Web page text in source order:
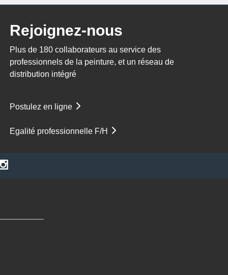
Rejoignez-nous
Plus de 180 collaborateurs au service des
professionnels de la peinture, et un réseau de
distribution intégré
Postulez en ligne
Egalité professionnelle F/H